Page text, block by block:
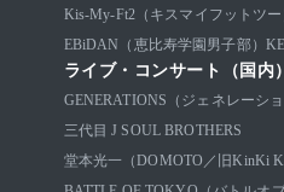
Kis-My-Ft2（キスマイフットツー
EBiDAN（恵比寿学園男子部）
ライブ・コンサート（国内）
GENERATIONS（ジェネレーショ
三代目 J SOUL BROTHERS
堂本光一（DOMOTO／旧KinKi